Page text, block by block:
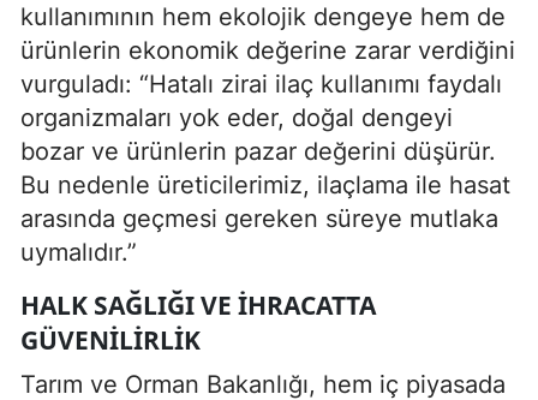
kullanımının hem ekolojik dengeye hem de
ürünlerin ekonomik değerine zarar verdiğini
vurguladı: “Hatalı zirai ilaç kullanımı faydalı
organizmaları yok eder, doğal dengeyi
bozar ve ürünlerin pazar değerini düşürür.
Bu nedenle üreticilerimiz, ilaçlama ile hasat
arasında geçmesi gereken süreye mutlaka
uymalıdır.”
HALK SAĞLIĞI VE İHRACATTA
GÜVENILIRLIK
Tarım ve Orman Bakanlığı, hem iç piyasada